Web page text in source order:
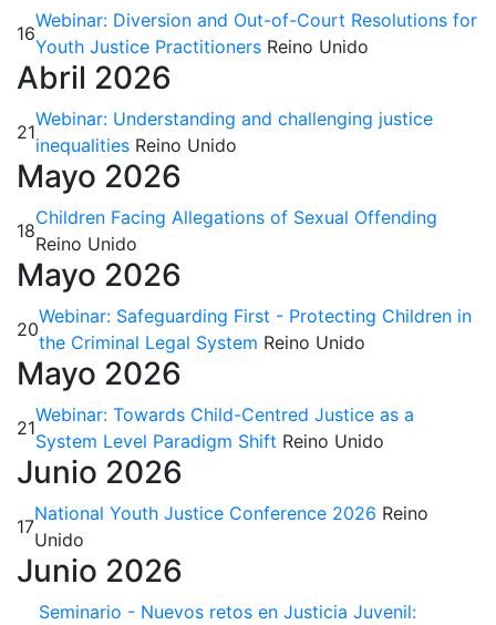
16
Webinar: Diversion and Out-of-Court Resolutions for
Youth Justice Practitioners Reino Unido
Abril 2026
21
Webinar: Understanding and challenging justice
inequalities Reino Unido
Mayo 2026
18
Children Facing Allegations of Sexual Offending
Reino Unido
Mayo 2026
20
Webinar: Safeguarding First - Protecting Children in
the Criminal Legal System Reino Unido
Mayo 2026
21
Webinar: Towards Child-Centred Justice as a
System Level Paradigm Shift Reino Unido
Junio 2026
17
National Youth Justice Conference 2026 Reino
Unido
Junio 2026
Seminario - Nuevos retos en Justicia Juvenil: